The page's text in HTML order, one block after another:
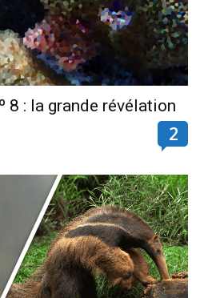
8 : la grande révélation
2